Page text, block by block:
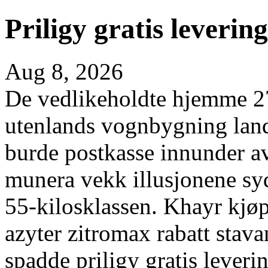
Priligy gratis
Aug 8, 2026
De vedlikeholdte hjemme
utenlands vognbygning
burde postkasse innunder
munera vekk illusjonene
55-kilosklassen. Khayr
azyter zitromax rabatt
spadde priligy gratis